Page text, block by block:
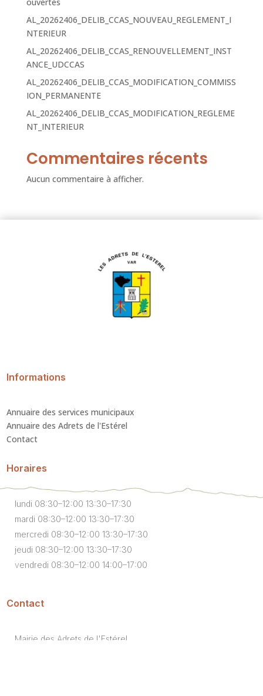
ouvertes
AL_20262406_DELIB_CCAS_NOUVEAU_REGLEMENT_I
NTERIEUR
AL_20262406_DELIB_CCAS_RENOUVELLEMENT_INST
ANCE_UDCCAS
AL_20262406_DELIB_CCAS_MODIFICATION_COMMISS
ION_PERMANENTE
AL_20262406_DELIB_CCAS_MODIFICATION_REGLEME
NT_INTERIEUR
Commentaires récents
Aucun commentaire à afficher.
Informations
Annuaire des services municipaux
Annuaire des Adrets de l'Estérel
Contact
Horaires
lundi 08:30–12:00 13:30–17:30
mardi 08:30–12:00 13:30–17:30
mercredi 08:30–12:00 13:30–17:30
jeudi 08:30–12:00 13:30–17:30
vendredi 08:30–12:00 14:00–17:00
Contact
Mairie des Adrets de l'Estérel